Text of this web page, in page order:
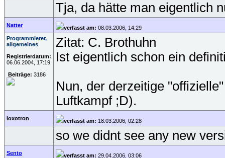
Tja, da hätte man eigentlich
Natter verfasst am: 08.03.2006, 14:29
Programmierer,
allgemeines
Registrierdatum:
06.06.2004, 17:19
Beiträge: 3186
Zitat: C. Brothuhn
Ist eigentlich schon ein
Nun, der derzeitige
Luftkampf ;D).
loxotron verfasst am: 18.03.2006, 02:28
so we didnt see any new
Sento verfasst am: 29.04.2006, 03:06